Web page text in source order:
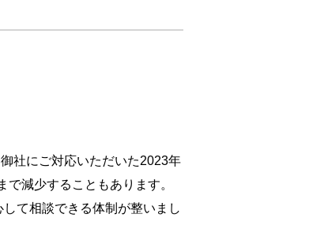
社にご対応いただいた2023年
減少することもあります。
て相談できる体制が整いまし